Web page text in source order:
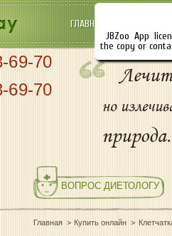
JBZoo App
the copy or
ГЛАВНАЯ
69-70
69-70
но
природа.
ВОПРОС ДИЕТОЛОГУ
Главная Купить онлайн